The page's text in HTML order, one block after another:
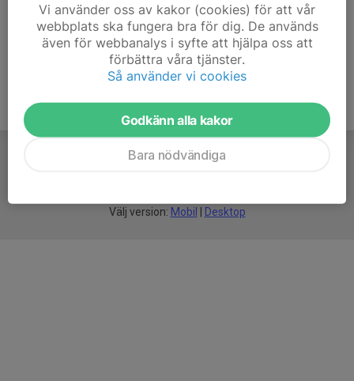
Välj version: Mobil Desktop
Vi använder oss av kakor (cookies) för att vår
webbplats ska fungera bra för dig. De används
även för webbanalys i syfte att hjälpa oss att
förbättra våra tjänster.
Så använder vi cookies
Godkänn alla kakor
Bara nödvändiga